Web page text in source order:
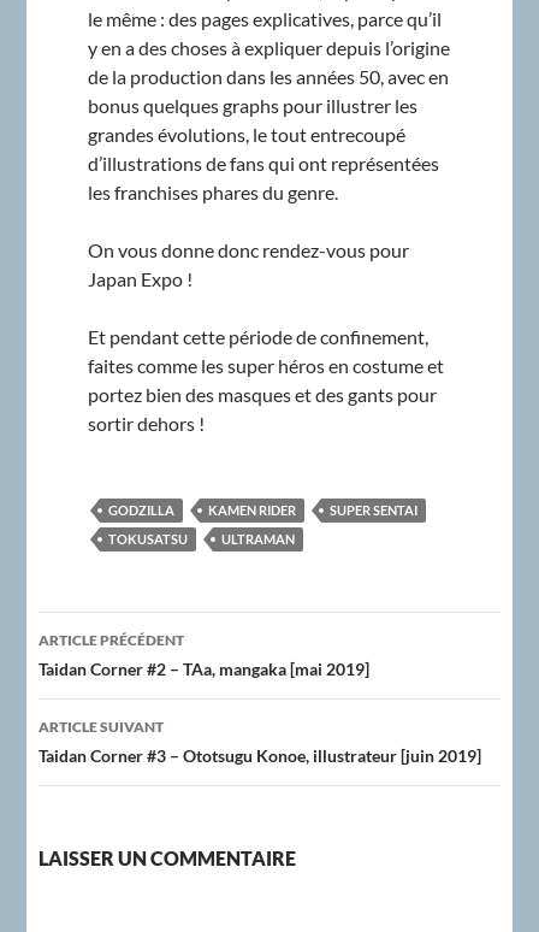
le même : des pages explicatives, parce qu’il
y en a des choses à expliquer depuis l’origine
de la production dans les années 50, avec en
bonus quelques graphs pour illustrer les
grandes évolutions, le tout entrecoupé
d’illustrations de fans qui ont représentées
les franchises phares du genre.
On vous donne donc rendez-vous pour
Japan Expo !
Et pendant cette période de confinement,
faites comme les super héros en costume et
portez bien des masques et des gants pour
sortir dehors !
GODZILLA KAMEN RIDER
SUPER SENTAI
TOKUSATSU
ULTRAMAN
Navigation
des
articles
ARTICLE PRÉCÉDENT
Taidan Corner #2 – TAa, mangaka [mai 2019]
ARTICLE SUIVANT
Taidan Corner #3 – Ototsugu Konoe, illustrateur [juin 2019]
LAISSER UN COMMENTAIRE